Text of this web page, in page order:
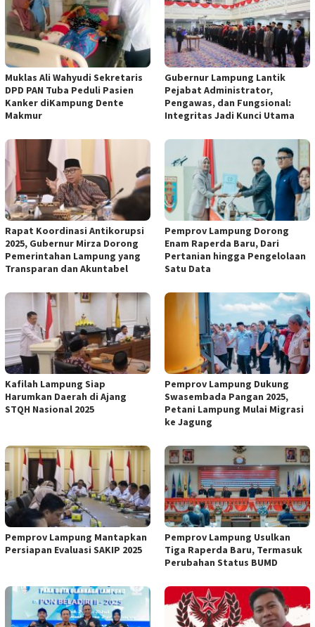
Muklas Ali Wahyudi Sekretaris
DPD PAN Tuba Peduli Pasien
Kanker diKampung Dente
Makmur
Gubernur Lampung Lantik
Pejabat Administrator,
Pengawas, dan Fungsional:
Integritas Jadi Kunci Utama
Rapat Koordinasi Antikorupsi
2025, Gubernur Mirza Dorong
Pemerintahan Lampung yang
Transparan dan Akuntabel
Pemprov Lampung Dorong
Enam Raperda Baru, Dari
Pertanian hingga Pengelolaan
Satu Data
Kafilah Lampung Siap
Harumkan Daerah di Ajang
STQH Nasional 2025
Pemprov Lampung Dukung
Swasembada Pangan 2025,
Petani Lampung Mulai Migrasi
ke Jagung
Pemprov Lampung Mantapkan
Persiapan Evaluasi SAKIP 2025
Pemprov Lampung Usulkan
Tiga Raperda Baru, Termasuk
Perubahan Status BUMD